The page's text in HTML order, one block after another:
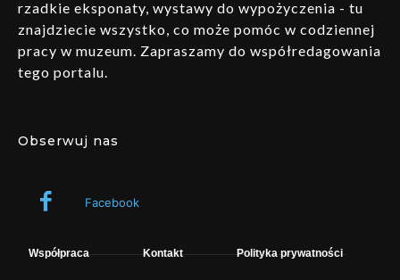
rzadkie eksponaty, wystawy do wypożyczenia - tu
znajdziecie wszystko, co może pomóc w codziennej
pracy w muzeum. Zapraszamy do współredagowania
tego portalu.
Obserwuj nas
Facebook
Współpraca Kontakt Polityka prywatności